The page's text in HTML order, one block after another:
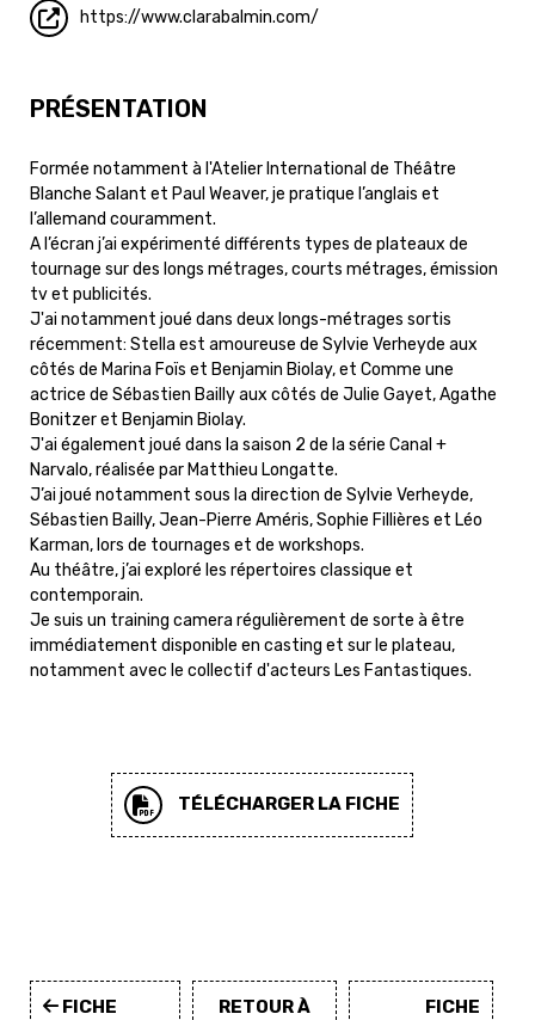
https://www.clarabalmin.com/
PRÉSENTATION
Formée notamment à l'Atelier International de Théâtre
Blanche Salant et Paul Weaver, je pratique l’anglais et
l’allemand couramment.
A l’écran j’ai expérimenté différents types de plateaux de
tournage sur des longs métrages, courts métrages, émission
tv et publicités.
J'ai notamment joué dans deux longs-métrages sortis
récemment: Stella est amoureuse de Sylvie Verheyde aux
côtés de Marina Foïs et Benjamin Biolay, et Comme une
actrice de Sébastien Bailly aux côtés de Julie Gayet, Agathe
Bonitzer et Benjamin Biolay.
J'ai également joué dans la saison 2 de la série Canal +
Narvalo, réalisée par Matthieu Longatte.
J’ai joué notamment sous la direction de Sylvie Verheyde,
Sébastien Bailly, Jean-Pierre Améris, Sophie Fillières et Léo
Karman, lors de tournages et de workshops.
Au théâtre, j’ai exploré les répertoires classique et
contemporain.
Je suis un training camera régulièrement de sorte à être
immédiatement disponible en casting et sur le plateau,
notamment avec le collectif d'acteurs Les Fantastiques.
TÉLÉCHARGER LA FICHE
FICHE
RETOUR À
FICHE